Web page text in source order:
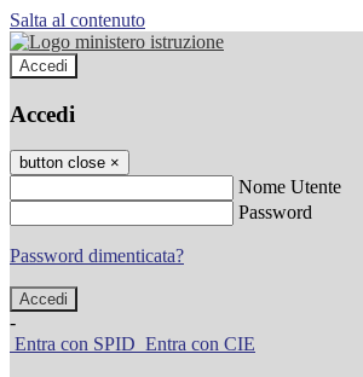
Salta al contenuto
Accedi
Accedi
button close ×
Nome Utente
Password
Password dimenticata?
-
Entra con SPID Entra con CIE